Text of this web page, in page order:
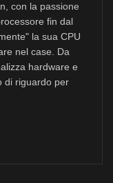
con la passione
fin dal
la sua CPU
nel case. Da
hardware e
di riguardo per